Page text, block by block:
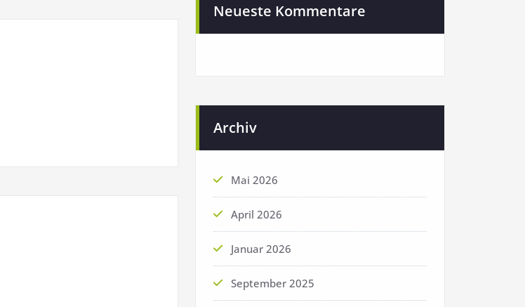
Neueste Kommentare
Archiv
Mai 2026
April 2026
Januar 2026
September 2025